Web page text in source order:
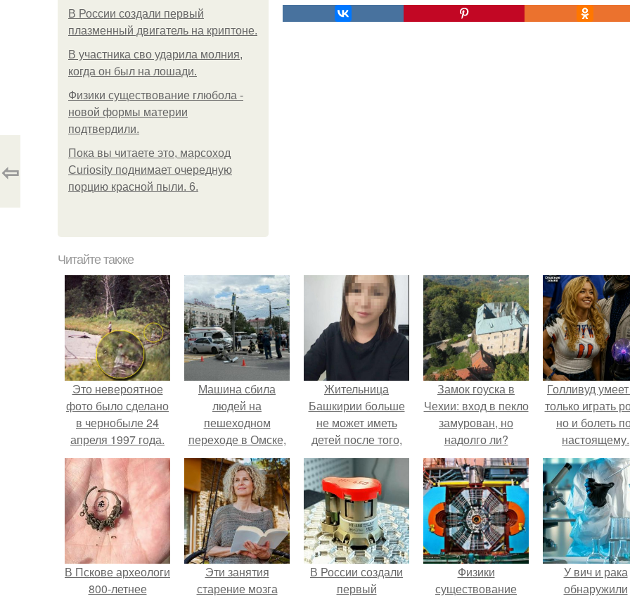
В России создали первый
плазменный двигатель на криптоне.
В участника сво ударила молния,
когда он был на лошади.
Физики существование глюбола -
новой формы материи
подтвердили.
Пока вы читаете это, марсоход
Curiosity поднимает очередную
порцию красной пыли. 6.
⇦
Читайте также
Это невероятное
фото было сделано
в чернобыле 24
апреля 1997 года.
Машина сбила
людей на
пешеходном
переходе в Омске,
пострадали 8
человек.
Жительница
Башкирии больше
не может иметь
детей после того,
как медики сделали
ей аборт на шестом
месяце
беременности и
оставили в матке
плаценту.
Замок гоуска в
Чехии: вход в пекло
замурован, но
надолго ли?
Голливуд
только играть
но и болеть
настоящему.
В Пскове археологи
800-летнее
Эти занятия
старение мозга
В России создали
первый
Физики
существование
У вич и рака
обнаружили